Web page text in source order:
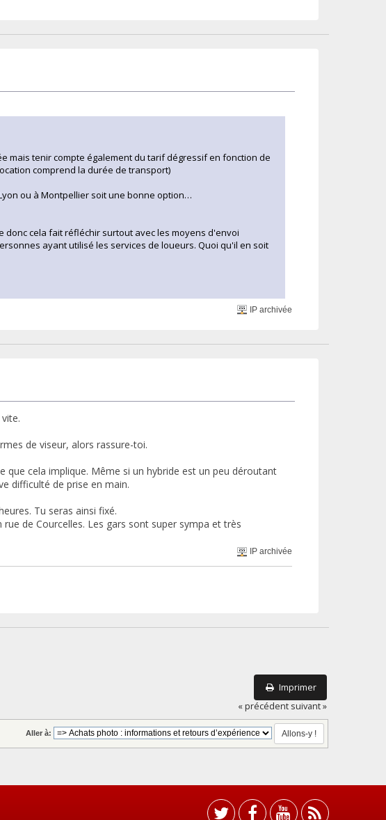
mais tenir compte également du tarif dégressif en fonction de
comprend la durée de transport)
ou à Montpellier soit une bonne option…
donc cela fait réfléchir surtout avec les moyens d'envoi
ayant utilisé les services de loueurs. Quoi qu'il en soit
IP archivée
de viseur, alors rassure-toi.
cela implique. Même si un hybride est un peu déroutant
difficulté de prise en main.
Tu seras ainsi fixé.
de Courcelles. Les gars sont super sympa et très
IP archivée
Imprimer
« précédent suivant »
Aller à: